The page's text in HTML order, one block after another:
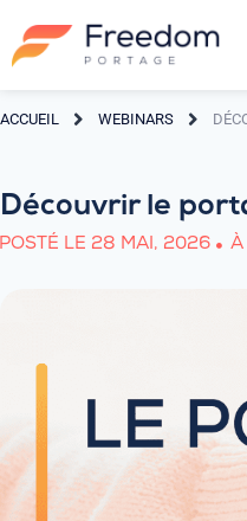
ACCUEIL WEBINARS
Découvrir le
POSTÉ LE 28 MAI, 2026 À